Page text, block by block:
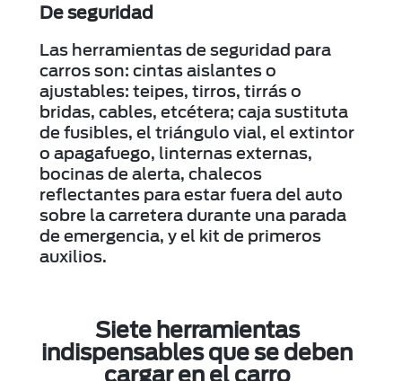
De seguridad
Las herramientas de seguridad para
carros son: cintas aislantes o
ajustables: teipes, tirros, tirrás o
bridas, cables, etcétera; caja sustituta
de fusibles, el triángulo vial, el extintor
o apagafuego, linternas externas,
bocinas de alerta, chalecos
reflectantes para estar fuera del auto
sobre la carretera durante una parada
de emergencia, y el kit de primeros
auxilios.
Siete herramientas
indispensables que se deben